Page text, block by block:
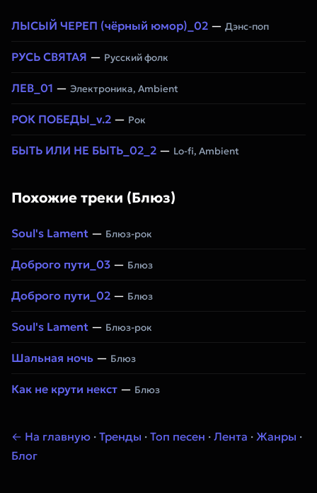
ЛЫСЫЙ ЧЕРЕП (чёрный юмор)_02 — Дэнс-поп
РУСЬ СВЯТАЯ — Русский фолк
ЛЕВ_01 — Электроника, Ambient
РОК ПОБЕДЫ_v.2 — Рок
БЫТЬ ИЛИ НЕ БЫТЬ_02_2 — Lo-fi, Ambient
Похожие треки (Блюз)
Soul's Lament — Блюз-рок
Доброго пути_03 — Блюз
Доброго пути_02 — Блюз
Soul's Lament — Блюз-рок
Шальная ночь — Блюз
Как не крути некст — Блюз
← На главную · Тренды · Топ песен · Лента · Жанры ·
Блог